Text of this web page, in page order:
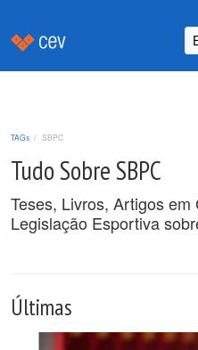
TAGs SBPC
Tudo Sobre SBPC
Teses, Livros, Artigos
Legislação Esportiva
Últimas